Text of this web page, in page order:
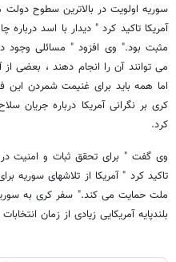
سوریه اولویت در بالاترین سطوح
آمریکا تاکید کرد " دیدار با اسد
مثبت بود." وی افزود " مسائلی وجود
می توانند آن را انجام دهند ، بعضی
اما همه باید برای غنیمت شمردن
کری بر نگرانی آمریکا درباره جریان
کرد.
وی گفت " برای تحقق ثبات و امنیت
تاکید کرد " آمریکا از تلاشهای سوریه
ملت حمایت می کند." سفر کری به
بلندپایه آمریکایی زیادی از زمان